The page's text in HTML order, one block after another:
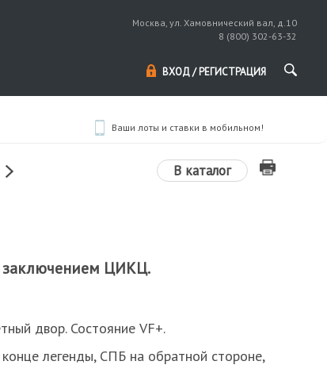
Москва, ул. Хамовнический вал, д.10
8 (800) 302-63-32
ВХОД / РЕГИСТРАЦИЯ
Ваши лоты и ставки в мобильном!
В каталог
заключением ЦИКЦ.
двор. Состояние VF+.
легенды, СПБ на обратной стороне,